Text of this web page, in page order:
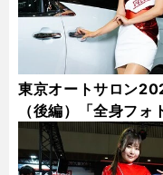
東京オートサロン
（後編）「全身フォ